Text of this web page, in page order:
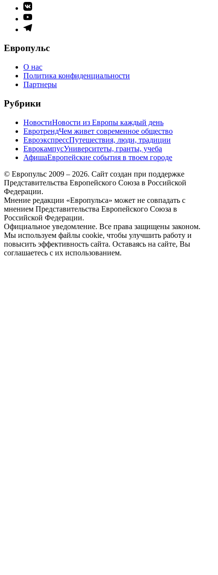
Элемент
меню
Элемент
меню
Элемент
Европульс
О нас
Политика конфиденциальности
Партнеры
Рубрики
НовостиНовости из Европы каждый день
ЕвротрендЧем живет современное общество
ЕвроэкспрессПутешествия, люди, традиции
ЕврокампусУниверситеты, гранты, учеба
АфишаЕвропейские события в твоем городе
© Европульс 2009 – 2026. Сайт создан при поддержке
Представительства Европейского Союза в Российской
Федерации.
Мнение редакции «Европульса» может не совпадать с
мнением Представительства Европейского Союза в
Российской Федерации.
Официальное уведомление. Все права защищены законом.
Мы используем файлы cookie, чтобы улучшить работу и
повысить эффективность сайта. Оставаясь на сайте, Вы
соглашаетесь с их использованием.